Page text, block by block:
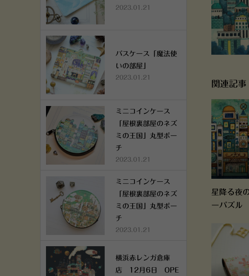
関連記事
星降る夜
ーパズル
2023.01.21
パスケース「魔法使
いの部屋」
2023.01.21
ミニコインケース
「屋根裏部屋のネズ
ミの王国」丸型ポー
チ
2023.01.21
ミニコインケース
「屋根裏部屋のネズ
ミの王国」丸型ポー
チ
2023.01.21
横浜赤レンガ倉庫
店 12月6日 OPE